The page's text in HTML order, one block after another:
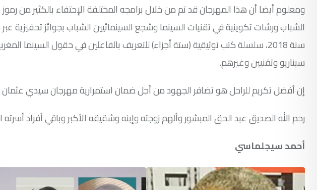
ومعلوم أيضا أن هذا المهرجان قد تم من خلال برامجه المختلفة الإحتفاء بالكثير من
الشباب ورشات تكوينية في تقنيات السينما وشجع السينمائيين الشباب بجوائز
سنة 2018، سلسلة كتب توثيقية (ستة أجزاء) للتعريف بالفاعلين في حقول السينما
سيناريو وتقنيين وغيرهم.
إن أفضل تكريم للراحل هو تضافر الجهود من أجل ضمان استمرارية مهرجان سيدي عثمان
رحم الله الصديق عبد الحق المبشور وألهم زوجته وإبنه وشقيقه الأكبر وباقي أفراد أسرته
أحمد سيجلماسي